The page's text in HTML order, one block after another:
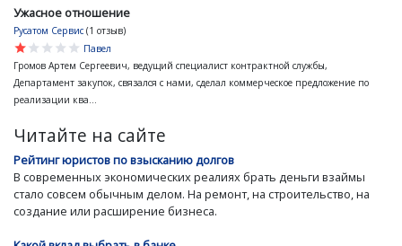
Ужасное отношение
Русатом Сервис (1 отзыв)
star
star
star
star
star
Павел
Громов Артем Сергеевич, ведущий специалист контрактной службы,
Департамент закупок, связался с нами, сделал коммерческое предложение по
реализации ква...
Читайте на сайте
Рейтинг юристов по взысканию долгов
В современных экономических реалиях брать деньги взаймы
стало совсем обычным делом. На ремонт, на строительство, на
создание или расширение бизнеса.